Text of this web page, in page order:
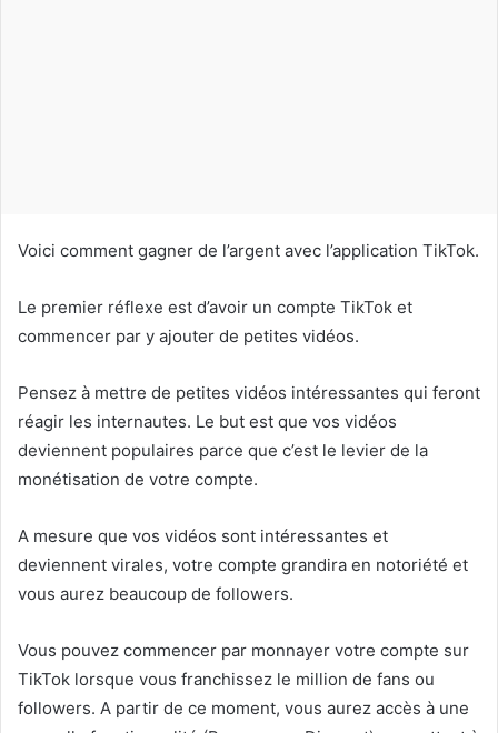
Voici comment gagner de l’argent avec l’application TikTok.
Le premier réflexe est d’avoir un compte TikTok et
commencer par y ajouter de petites vidéos.
Pensez à mettre de petites vidéos intéressantes qui feront
réagir les internautes. Le but est que vos vidéos
deviennent populaires parce que c’est le levier de la
monétisation de votre compte.
A mesure que vos vidéos sont intéressantes et
deviennent virales, votre compte grandira en notoriété et
vous aurez beaucoup de followers.
Vous pouvez commencer par monnayer votre compte sur
TikTok lorsque vous franchissez le million de fans ou
followers. A partir de ce moment, vous aurez accès à une